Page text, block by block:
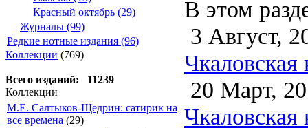
Красный октябрь (29)
Журналы (99)
Редкие нотные издания (96)
Коллекции (769)
Всего изданий: 11239
Коллекции
М.Е. Салтыков-Щедрин: сатирик на
все времена (29)
В этом
3 Август,
20 Март,